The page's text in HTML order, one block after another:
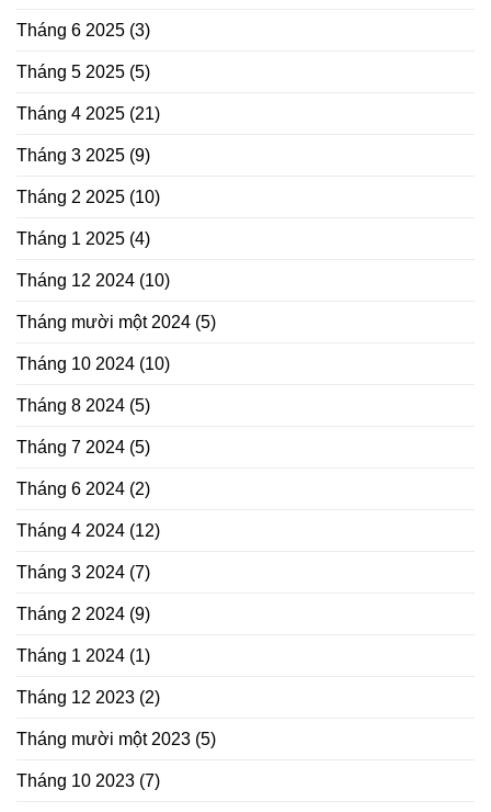
Tháng 6 2025 (3)
Tháng 5 2025 (5)
Tháng 4 2025 (21)
Tháng 3 2025 (9)
Tháng 2 2025 (10)
Tháng 1 2025 (4)
Tháng 12 2024 (10)
Tháng mười một 2024 (5)
Tháng 10 2024 (10)
Tháng 8 2024 (5)
Tháng 7 2024 (5)
Tháng 6 2024 (2)
Tháng 4 2024 (12)
Tháng 3 2024 (7)
Tháng 2 2024 (9)
Tháng 1 2024 (1)
Tháng 12 2023 (2)
Tháng mười một 2023 (5)
Tháng 10 2023 (7)